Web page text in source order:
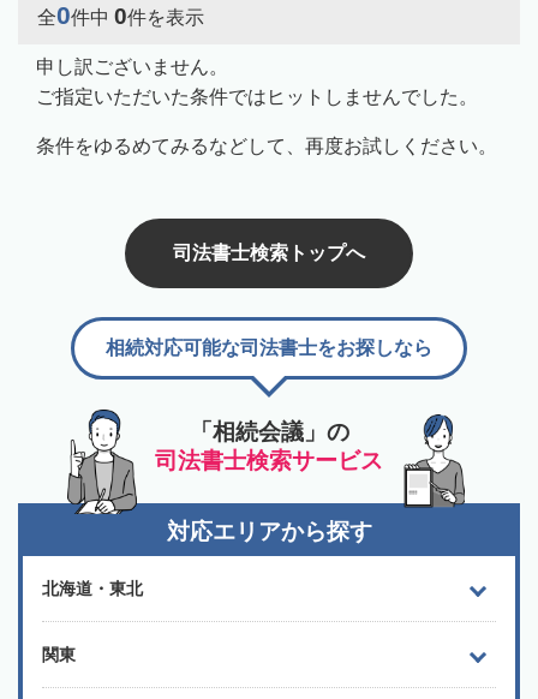
全0件中 0件を表示
申し訳ございません。
ご指定いただいた条件ではヒットしませんでした。
条件をゆるめてみるなどして、再度お試しください。
司法書士検索トップへ
「相続会議」の
司法書士検索サービス
相続対応可能な司法書士をお探しなら
対応エリアから探す
北海道・東北
関東